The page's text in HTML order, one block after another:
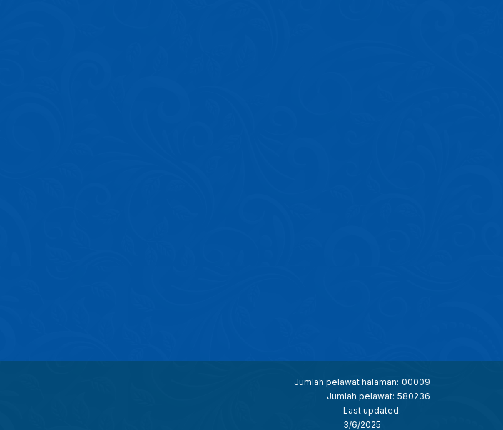
Jumlah pelawat halaman: 00009
Jumlah pelawat: 580236
Last updated:
3/6/2025